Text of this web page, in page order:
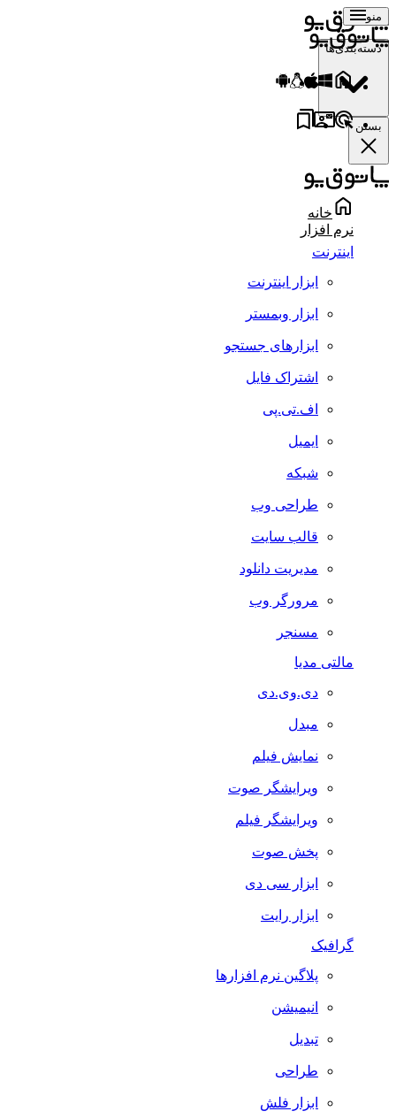
منو
دسته‌بندی‌ها
بستن
خانه
نرم افزار
اینترنت
ابزار اینترنت
ابزار وبمستر
ابزارهای جستجو
اشتراک فایل
اف.تی.پی
ایمیل
شبکه
طراحی وب
قالب سایت
مدیریت دانلود
مرورگر وب
مسنجر
مالتی مدیا
دی.وی.دی
مبدل
نمایش فیلم
ویرایشگر صوت
ویرایشگر فیلم
پخش صوت
ابزار سی دی
ابزار رایت
گرافیک
پلاگین نرم افزارها
انیمیشن
تبدیل
طراحی
ابزار فلش